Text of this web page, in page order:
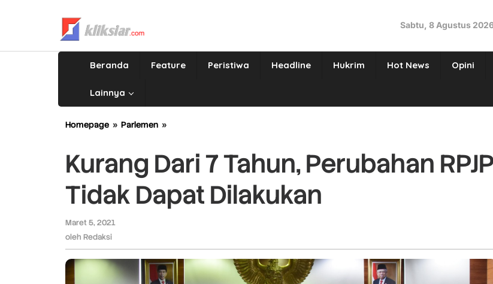
Sabtu, 8 Agustus
Beranda Feature Peristiwa Headline Hukrim Hot News Opini
Lainnya
Homepage » Parlemen »
Tahun,
Perubahan
RPJPD
Tidak
Dapat
Kurang Dari 7 Tahun, Perubahan
Tidak Dapat Dilakukan
Maret 5, 2021
oleh Redaksi